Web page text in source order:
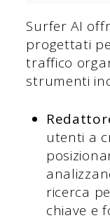
Surfer AI
progettati
traffico
strumenti
utenti a
ricerca
chiave e